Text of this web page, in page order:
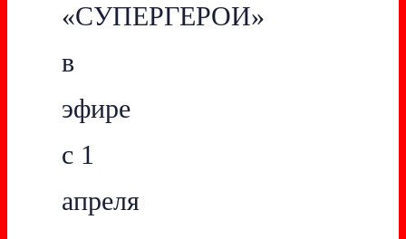
«СУПЕРГЕРОИ»
в
эфире
с 1
апреля